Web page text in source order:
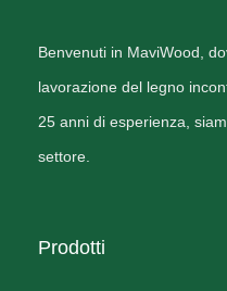
Benvenuti in MaviWood,
lavorazione del legno
25 anni di esperienza,
settore.
Prodotti